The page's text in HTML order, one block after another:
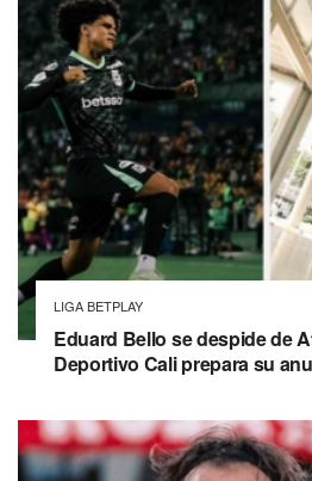
LIGA BETPLAY
Eduard Bello se despide de
Deportivo Cali prepara su